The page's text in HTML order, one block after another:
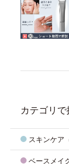
カテゴリで
スキンケア
ベースメイ